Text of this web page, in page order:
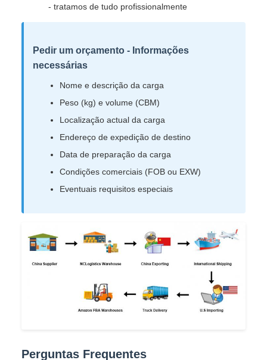
- tratamos de tudo profissionalmente
Pedir um orçamento - Informações
necessárias
Nome e descrição da carga
Peso (kg) e volume (CBM)
Localização actual da carga
Endereço de expedição de destino
Data de preparação da carga
Condições comerciais (FOB ou EXW)
Eventuais requisitos especiais
Perguntas Frequentes